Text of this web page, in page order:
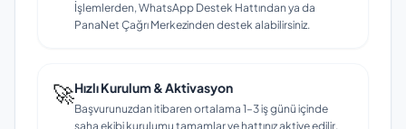
İşlemlerden, WhatsApp Destek Hattından ya da
PanaNet Çağrı Merkezinden destek alabilirsiniz.
🚀Hızlı Kurulum & Aktivasyon
Başvurunuzdan itibaren ortalama 1–3 iş günü içinde
saha ekibi kurulumu tamamlar ve hattınız aktive edilir.